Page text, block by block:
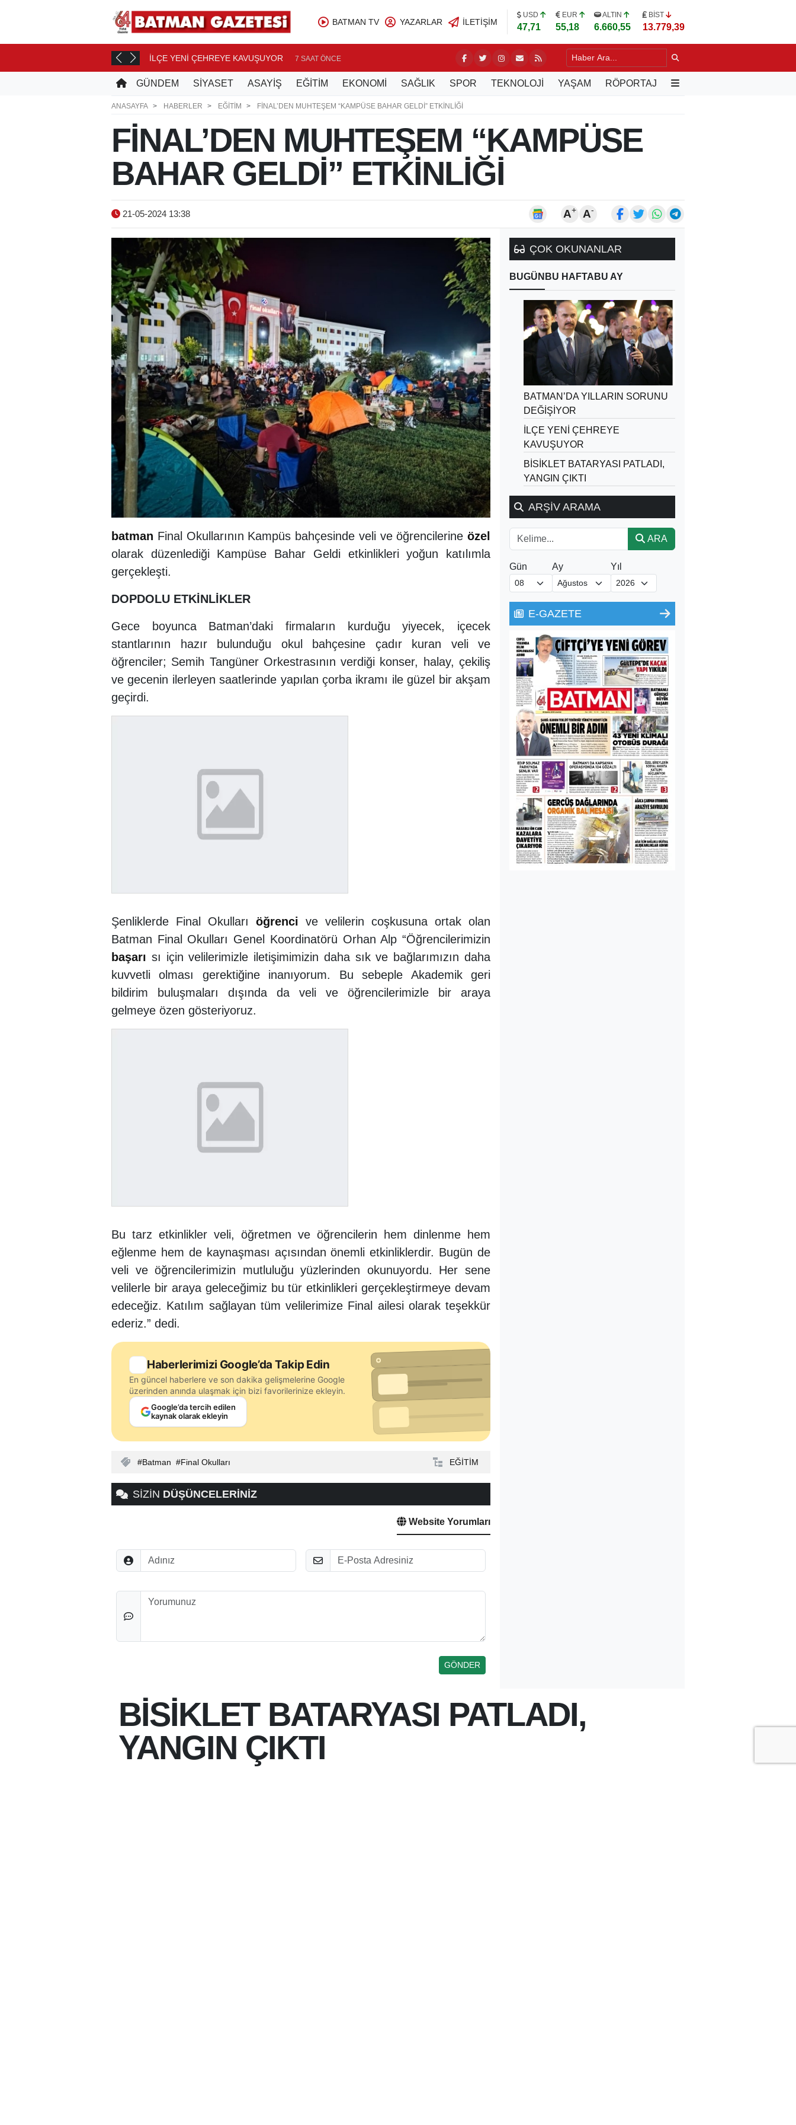
BATMAN TV YAZARLAR İLETIŞIM
USD
47,71
EUR
55,18
ALTIN
6.660,55
BİST
13.779,39
İLÇE YENİ ÇEHREYE KAVUŞUYOR 7 SAAT ÖNCE BATMAN’DA YILLARIN SORUNU DEĞİŞİYOR 7 SAAT ÖNCE
GÜNDEM SİYASET ASAYİŞ EĞİTİM EKONOMİ SAĞLIK SPOR TEKNOLOJİ YAŞAM RÖPORTAJ
ANASAYFA HABERLER EĞİTİM FİNAL’DEN MUHTEŞEM “KAMPÜSE BAHAR GELDİ” ETKİNLİĞİ
FİNAL’DEN MUHTEŞEM “KAMPÜSE
BAHAR GELDİ” ETKİNLİĞİ
21-05-2024 13:38 A+ A-
batman Final Okullarının Kampüs bahçesinde veli ve öğrencilerine özel
olarak düzenlediği Kampüse Bahar Geldi etkinlikleri yoğun katılımla
gerçekleşti.
DOPDOLU ETKİNLİKLER
Gece boyunca Batman’daki firmaların kurduğu yiyecek, içecek
stantlarının hazır bulunduğu okul bahçesine çadır kuran veli ve
öğrenciler; Semih Tangüner Orkestrasının verdiği konser, halay, çekiliş
ve gecenin ilerleyen saatlerinde yapılan çorba ikramı ile güzel bir akşam
geçirdi.
Şenliklerde Final Okulları öğrenci ve velilerin coşkusuna ortak olan
Batman Final Okulları Genel Koordinatörü Orhan Alp “Öğrencilerimizin
başarı sı için velilerimizle iletişimimizin daha sık ve bağlarımızın daha
kuvvetli olması gerektiğine inanıyorum. Bu sebeple Akademik geri
bildirim buluşmaları dışında da veli ve öğrencilerimizle bir araya
gelmeye özen gösteriyoruz.
Bu tarz etkinlikler veli, öğretmen ve öğrencilerin hem dinlenme hem
eğlenme hem de kaynaşması açısından önemli etkinliklerdir. Bugün de
veli ve öğrencilerimizin mutluluğu yüzlerinden okunuyordu. Her sene
velilerle bir araya geleceğimiz bu tür etkinlikleri gerçekleştirmeye devam
edeceğiz. Katılım sağlayan tüm velilerimize Final ailesi olarak teşekkür
ederiz.” dedi.
Haberlerimizi Google’da Takip Edin
En güncel haberlere ve son dakika gelişmelerine Google
üzerinden anında ulaşmak için bizi favorilerinize ekleyin.
Google’da tercih edilen
kaynak olarak ekleyin
Batman Final Okulları EĞİTİM
SİZİN DÜŞÜNCELERİNİZ
Website Yorumları
Adınız E-Posta
Düşünceleriniz
ÇOK OKUNANLAR
BUGÜN BU HAFTA BU AY
BATMAN’DA YILLARIN SORUNU
DEĞİŞİYOR
İLÇE YENİ ÇEHREYE
KAVUŞUYOR
BİSİKLET BATARYASI PATLADI,
YANGIN ÇIKTI
ARŞİV ARAMA
ARA
Gün Ay Yıl
E-GAZETE
BİSİKLET BATARYASI PATLADI,
YANGIN ÇIKTI